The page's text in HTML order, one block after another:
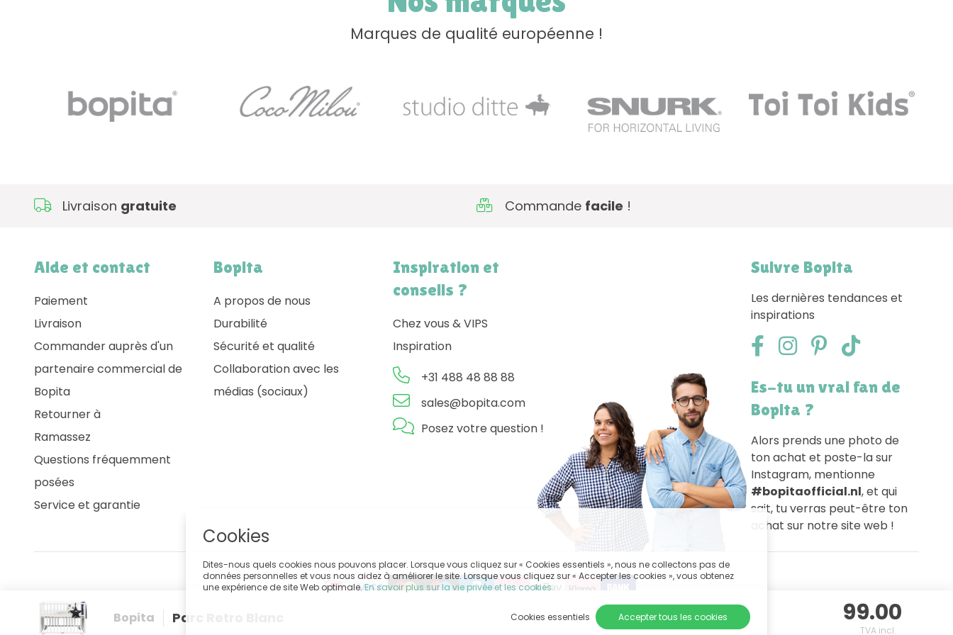
Bopita Parc Retro Blanc 99.00
TVA incl.
Marques de qualité européenne !
Livraison gratuite Commande facile !
Aide et contact
Paiement
Livraison
Commander auprès d'un
partenaire commercial de
Bopita
Retourner à
Ramassez
Questions fréquemment
posées
Service et garantie
Bopita
A propos de nous
Durabilité
Sécurité et qualité
Collaboration avec les
médias (sociaux)
Inspiration et
conseils ?
Chez vous & VIPS
Inspiration
+31 488 48 88 88
sales@bopita.com
Posez votre question !
Suivre Bopita
Les dernières tendances et
inspirations
Es-tu un vrai fan de
Bopita ?
Alors prends une photo de
ton achat et poste-la sur
Instagram, mentionne
#bopitaofficial.nl, et qui
sait, tu verras peut-être ton
achat sur notre site web !
Cookies
Dites-nous quels cookies nous pouvons placer. Lorsque vous cliquez sur « Cookies essentiels », nous ne collectons pas de
données personnelles et vous nous aidez à améliorer le site. Lorsque vous cliquez sur « Accepter les cookies », vous obtenez
une expérience de site Web optimale. En savoir plus sur la vie privée et les cookies.
Accepter tous les cookies
Cookies essentiels